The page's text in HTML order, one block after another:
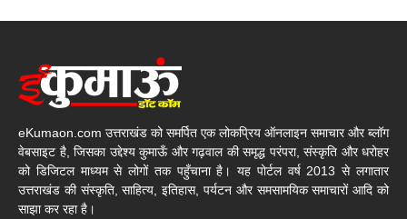
eKumaon.com उत्तराखंड को समर्पित एक लोकप्रिय ऑनलाइन समाचार और ब्लॉग
वेबसाइट है, जिसका उद्देश्य कुमाऊँ और गढ़वाल की समृद्ध परंपरा, संस्कृति और धरोहर
को डिजिटल माध्यम से लोगों तक पहुँचाना है। यह पोर्टल वर्ष 2013 से लगातार
उत्तराखंड की संस्कृति, साहित्य, इतिहास, पर्यटन और समसामयिक समाचारों आदि को
साझा कर रहा है।